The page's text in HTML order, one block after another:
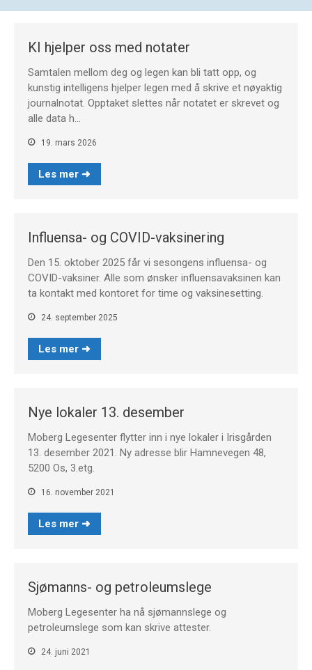
KI hjelper oss med notater
Samtalen mellom deg og legen kan bli tatt opp, og
kunstig intelligens hjelper legen med å skrive et nøyaktig
journalnotat. Opptaket slettes når notatet er skrevet og
alle data h…
19. mars 2026
Les mer ➜
Influensa- og COVID-vaksinering
Den 15. oktober 2025 får vi sesongens influensa- og
COVID-vaksiner. Alle som ønsker influensavaksinen kan
ta kontakt med kontoret for time og vaksinesetting.
24. september 2025
Les mer ➜
Nye lokaler 13. desember
Moberg Legesenter flytter inn i nye lokaler i Irisgården
13. desember 2021. Ny adresse blir Hamnevegen 48,
5200 Os, 3.etg.
16. november 2021
Les mer ➜
Sjømanns- og petroleumslege
Moberg Legesenter ha nå sjømannslege og
petroleumslege som kan skrive attester.
24. juni 2021